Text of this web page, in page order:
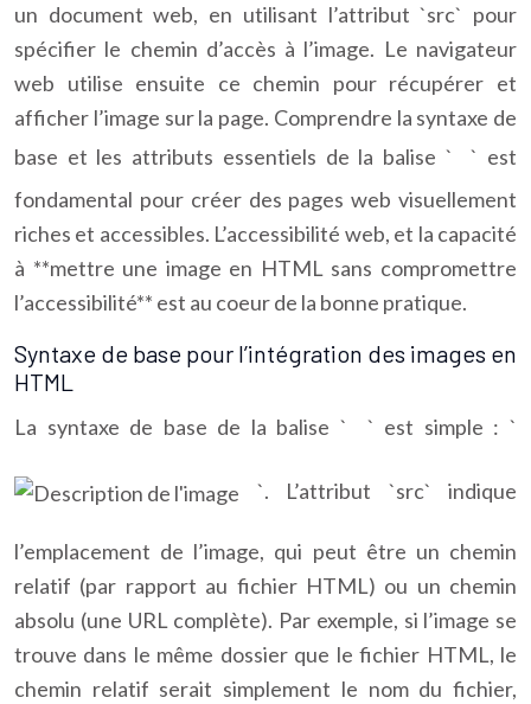
un document web, en utilisant l’attribut `src` pour
spécifier le chemin d’accès à l’image. Le navigateur
web utilise ensuite ce chemin pour récupérer et
afficher l’image sur la page. Comprendre la syntaxe de
base et les attributs essentiels de la balise `
` est
fondamental pour créer des pages web visuellement
riches et accessibles. L’accessibilité web, et la capacité
à **mettre une image en HTML sans compromettre
l’accessibilité** est au coeur de la bonne pratique.
Syntaxe de base pour l’intégration des images en
HTML
La syntaxe de base de la balise ` ` est simple : `
`. L’attribut `src` indique
l’emplacement de l’image, qui peut être un chemin
relatif (par rapport au fichier HTML) ou un chemin
absolu (une URL complète). Par exemple, si l’image se
trouve dans le même dossier que le fichier HTML, le
chemin relatif serait simplement le nom du fichier,